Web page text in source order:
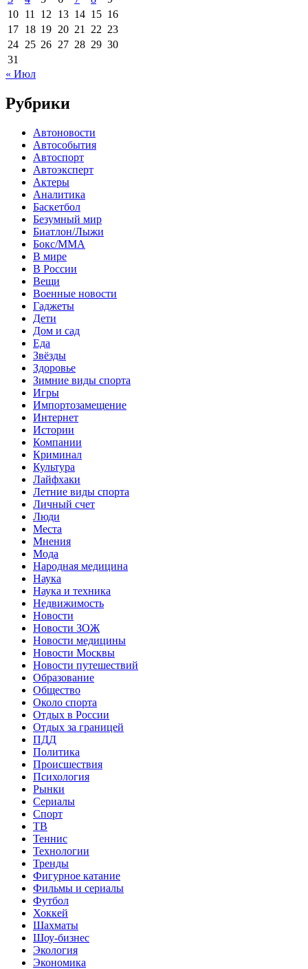
10 11 12 13 14 15 16
17 18 19 20 21 22 23
24 25 26 27 28 29 30
31
« Июл
Рубрики
Автоновости
Автособытия
Автоспорт
Автоэксперт
Актеры
Аналитика
Баскетбол
Безумный мир
Биатлон/Лыжи
Бокс/MMA
В мире
В России
Вещи
Военные новости
Гаджеты
Дети
Дом и сад
Еда
Звёзды
Здоровье
Зимние виды спорта
Игры
Импортозамещение
Интернет
Истории
Компании
Криминал
Культура
Лайфхаки
Летние виды спорта
Личный счет
Люди
Места
Мнения
Мода
Народная медицина
Наука
Наука и техника
Недвижимость
Новости
Новости ЗОЖ
Новости медицины
Новости Москвы
Новости путешествий
Образование
Общество
Около спорта
Отдых в России
Отдых за границей
ПДД
Политика
Происшествия
Психология
Рынки
Сериалы
Спорт
ТВ
Теннис
Технологии
Тренды
Фигурное катание
Фильмы и сериалы
Футбол
Хоккей
Шахматы
Шоу-бизнес
Экология
Экономика